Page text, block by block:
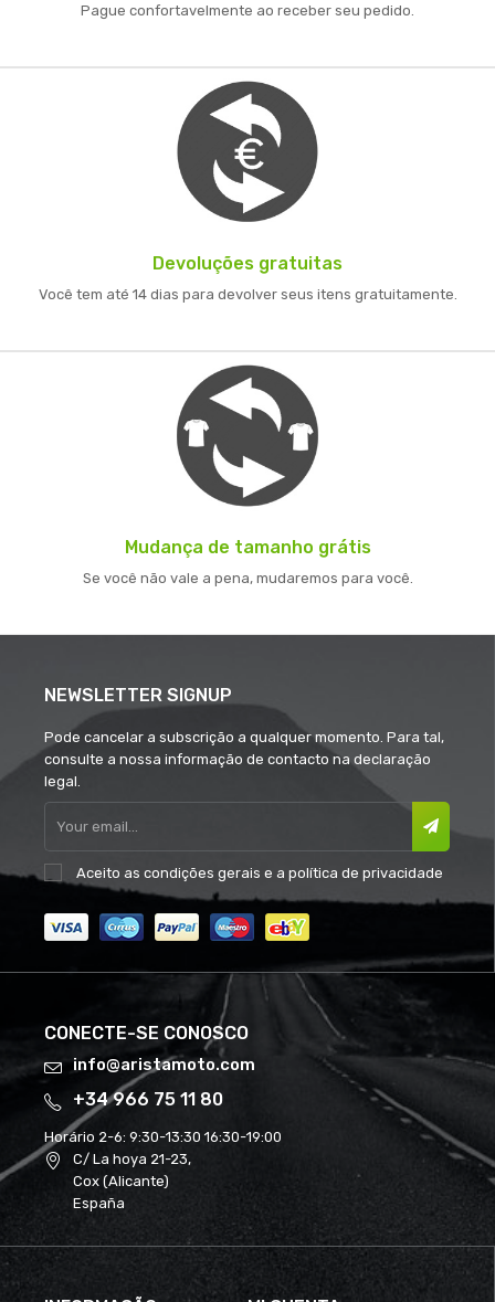
Pague confortavelmente ao receber seu pedido.
Devoluções gratuitas
Você tem até 14 dias para devolver seus itens gratuitamente.
Mudança de tamanho grátis
Se você não vale a pena, mudaremos para você.
NEWSLETTER SIGNUP
Pode cancelar a subscrição a qualquer momento. Para tal,
consulte a nossa informação de contacto na declaração
legal.
Aceito as condições gerais e a política de privacidade
CONECTE-SE CONOSCO
info@aristamoto.com
+34 966 75 11 80
Horário 2-6: 9:30-13:30 16:30-19:00
C/ La hoya 21-23,
Cox (Alicante)
España